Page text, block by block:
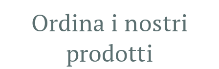
Ordina i nostri
prodotti